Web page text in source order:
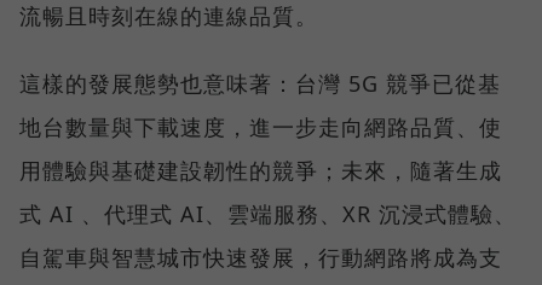
流暢且時刻在線的連線品質。
這樣的發展態勢也意味著：台灣 5G 競爭已從基
地台數量與下載速度，進一步走向網路品質、使
用體驗與基礎建設韌性的競爭；未來，隨著生成
式 AI 、代理式 AI、雲端服務、XR 沉浸式體驗、
自駕車與智慧城市快速發展，行動網路將成為支